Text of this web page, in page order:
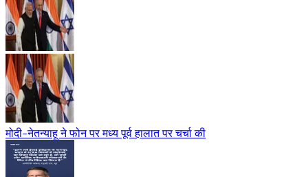
मोदी-नेतन्याहू ने फोन पर मध्य पूर्व हालात पर चर्चा की